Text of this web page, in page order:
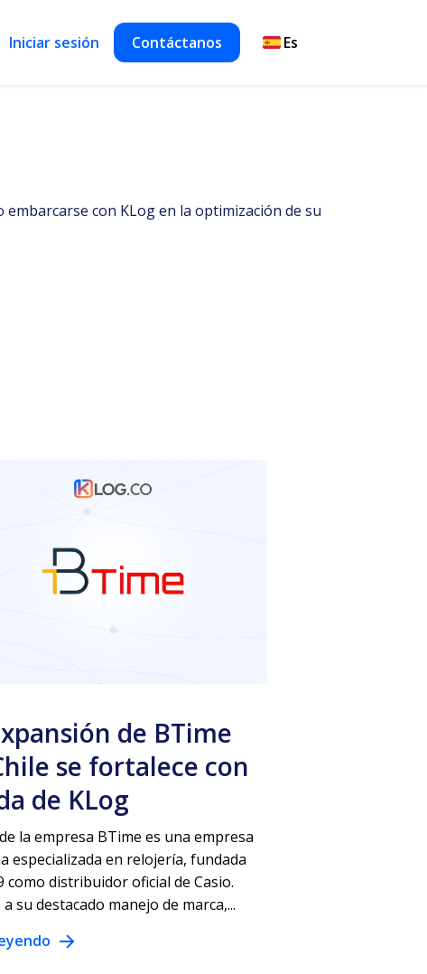
Iniciar sesión Contáctanos
con KLog en la optimización de su
de BTime
se fortalece con
de KLog
la empresa BTime es una empresa
especializada en relojería, fundada
como distribuidor oficial de Casio.
a su destacado manejo de marca,...